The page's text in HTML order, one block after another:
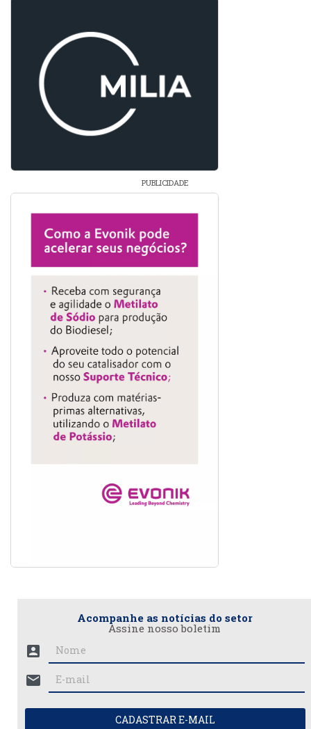
PUBLICIDADE
Acompanhe as notícias do setor
Assine nosso boletim
account_box
mail
CADASTRAR E-MAIL